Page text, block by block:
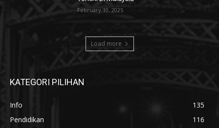
February 10, 2025
Load more
KATEGORI PILIHAN
Info
135
Pendidikan
116